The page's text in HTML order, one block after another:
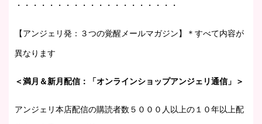
・・・・・・・・・・・・・・・・・・・・
【アンジェリ発：３つの覚醒メールマガジン】＊すべて内容が
異なります
＜満月＆新月配信：「オンラインショップアンジェリ通信」＞
アンジェリ本店配信の購読者数５０００人以上の１０年以上配